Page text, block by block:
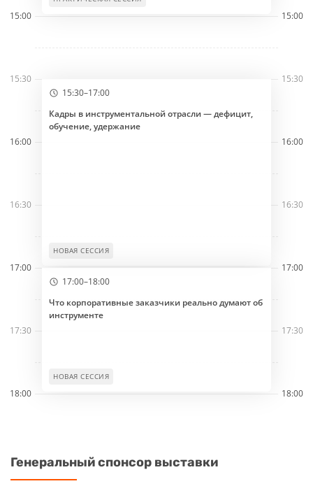
15:00 15:00
15:30 15:30
16:00 16:00
16:30 16:30
17:00 17:00
17:30 17:30
18:00 18:00
15:30–17:00
Кадры в инструментальной отрасли — дефицит,
обучение, удержание
НОВАЯ СЕССИЯ
17:00–18:00
Что корпоративные заказчики реально думают об
инструменте
НОВАЯ СЕССИЯ
Генеральный спонсор выставки